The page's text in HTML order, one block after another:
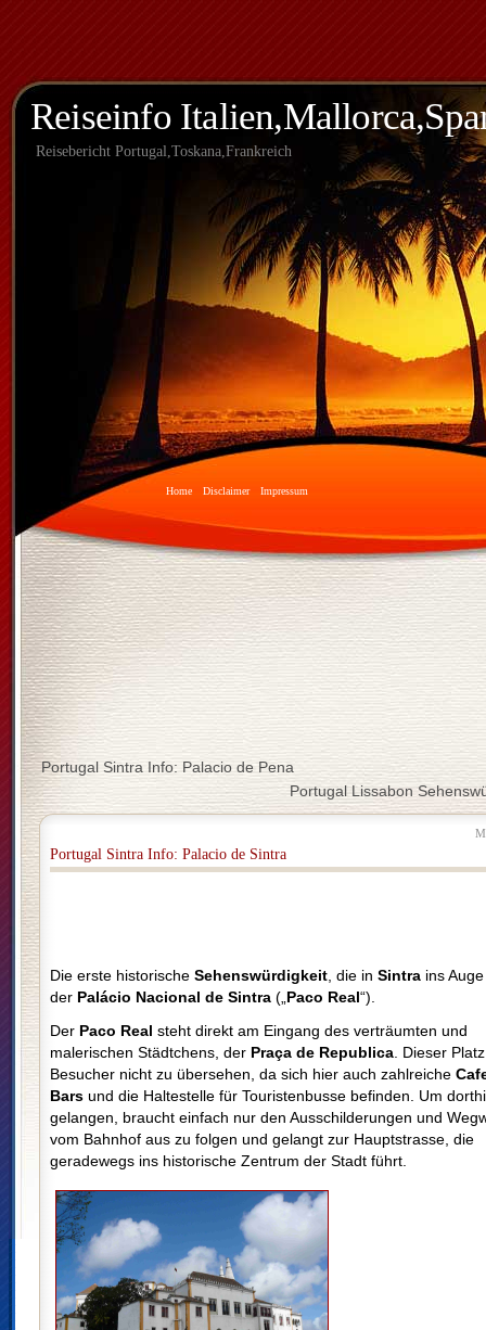
Reiseinfo
Reisebericht Portugal,Toskana,Frankreich
Home Disclaimer Impressum
Portugal Sintra Info: Palacio de Pena
Portugal Lissabon
Portugal Sintra Info: Palacio de Sintra
Die erste historische Sehenswürdigkeit, die in Sintra ins
der Palácio Nacional de Sintra („ Paco Real “).
Der Paco Real steht direkt am Eingang des verträumten und
malerischen Städtchens, der Praça de Republica. Dieser
Besucher nicht zu übersehen, da sich hier auch zahlreiche
Bars und die Haltestelle für Touristenbusse befinden. Um
gelangen, braucht einfach nur den Ausschilderungen und
vom Bahnhof aus zu folgen und gelangt zur Hauptstrasse, die
geradewegs ins historische Zentrum der Stadt führt.